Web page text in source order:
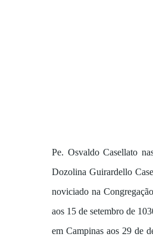
Pe. Osvaldo Casellato
Dozolina Guirardello
noviciado na
aos 15 de setembro de
em Campinas aos 29 de